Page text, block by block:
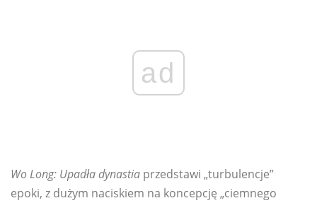
ad
Wo Long: Upadła dynastia przedstawi „turbulencje”
epoki, z dużym naciskiem na koncepcję „ciemnego